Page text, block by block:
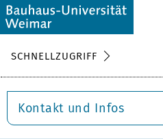
SCHNELLZUGRIFF
Kontakt und Infos